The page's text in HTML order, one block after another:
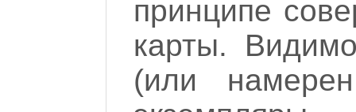
принципе
карты.
(или